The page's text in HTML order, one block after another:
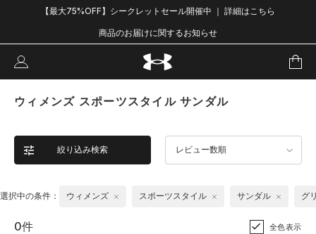
【最大75%OFF】シークレットセール開催中 ｜ 詳細はこちら
商品のお届けに関するお知らせ
ウィメンズ スポーツスタイル サンダル
絞り込み検索 レビュー数順
選択中の条件： ウィメンズ スポーツスタイル サンダル グ
0件 全色表示